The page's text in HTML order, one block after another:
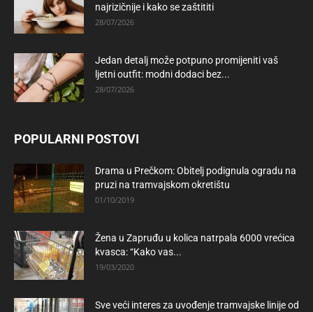
najrizičnije i kako se zaštititi
28/07/2026
Jedan detalj može potpuno promijeniti vaš
ljetni outfit: modni dodaci bez...
28/07/2026
POPULARNI POSTOVI
Drama u Prečkom: Obitelj podignula ogradu na
pruzi na tramvajskom okretištu
01/10/2019
Žena u Zapruđu u kolica natrpala 6000 vrećica
kvasca: “Kako vas...
19/03/2020
Sve veći interes za uvođenje tramvajske linije od